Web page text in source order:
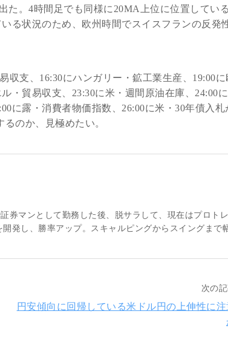
た。4時間足でも同様に20MA上位に位置してい
る状況のため、欧州時間でスイスフランの反発
収支、16:30にハンガリー・鉱工業生産、19:00に
・貿易収支、23:30に米・週間原油在庫、24:00
に露・消費者物価指数、26:00に米・30年債入札
のか、見極めたい。
券マンとして勤務した後、脱サラして、現在はプロト
発し、勝率アップ。スキャルピングからスイングまで
次の
円安傾向に回帰している米ドル円の上伸性に注